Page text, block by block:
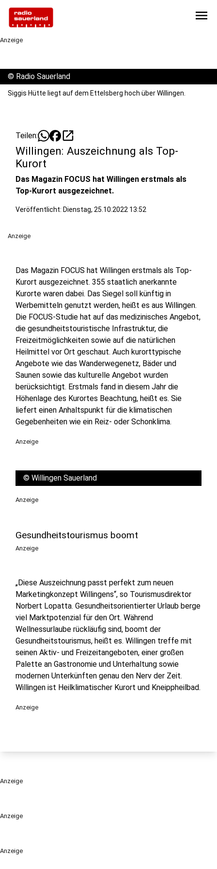
menu
Anzeige
Anzeige
Anzeige
© Radio Sauerland
Siggis Hütte liegt auf dem Ettelsberg hoch über Willingen.
Teilen: open_in_new
Willingen: Auszeichnung als Top-
Kurort
Das Magazin FOCUS hat Willingen erstmals als
Top-Kurort ausgezeichnet.
Veröffentlicht: Dienstag, 25.10.2022 13:52
Anzeige
Das Magazin FOCUS hat Willingen erstmals als Top-
Kurort ausgezeichnet. 355 staatlich anerkannte
Kurorte waren dabei. Das Siegel soll künftig in
Werbemitteln genutzt werden, heißt es aus Willingen.
Die FOCUS-Studie hat auf das medizinisches Angebot,
die gesundheitstouristische Infrastruktur, die
Freizeitmöglichkeiten sowie auf die natürlichen
Heilmittel vor Ort geschaut. Auch kurorttypische
Angebote wie das Wanderwegenetz, Bäder und
Saunen sowie das kulturelle Angebot wurden
berücksichtigt. Erstmals fand in diesem Jahr die
Höhenlage des Kurortes Beachtung, heißt es. Sie
liefert einen Anhaltspunkt für die klimatischen
Gegebenheiten wie ein Reiz- oder Schonklima.
Anzeige
© Willingen Sauerland
Anzeige
Gesundheitstourismus boomt
Anzeige
„Diese Auszeichnung passt perfekt zum neuen
Marketingkonzept Willingens“, so Tourismusdirektor
Norbert Lopatta. Gesundheitsorientierter Urlaub berge
viel Marktpotenzial für den Ort. Während
Wellnessurlaube rückläufig sind, boomt der
Gesundheitstourismus, heißt es. Willingen treffe mit
seinen Aktiv- und Freizeitangeboten, einer großen
Palette an Gastronomie und Unterhaltung sowie
modernen Unterkünften genau den Nerv der Zeit.
Willingen ist Heilklimatischer Kurort und Kneippheilbad.
Anzeige
Anzeige